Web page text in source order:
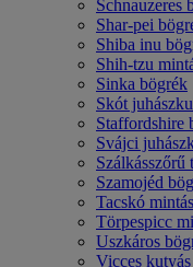
Schnauzeres
Shar-pei
Shiba inu
Shih-tzu
Sinka bögrék
Skót
Staffordshire
Svájci
Szálkásszőrű
Szamojéd
Tacskó
Törpespicc
Uszkáros
Vicces